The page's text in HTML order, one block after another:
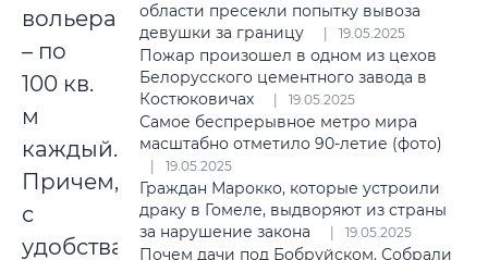
вольера
– по
100 кв.
м
каждый.
Причем,
с
удобствами:
области пресекли попытку вывоза
девушки за границу
19.05.2025
Пожар произошел в одном из цехов
Белорусского цементного завода в
Костюковичах
19.05.2025
Самое беспрерывное метро мира
масштабно отметило 90-летие (фото)
19.05.2025
Граждан Марокко, которые устроили
драку в Гомеле, выдворяют из страны
за нарушение закона
19.05.2025
Почем дачи под Бобруйском. Собрали